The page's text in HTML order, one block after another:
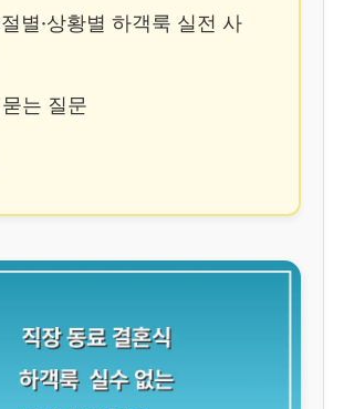
별·상황별 하객룩 실전 사
는 질문